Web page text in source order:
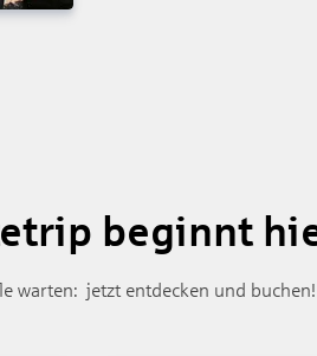
beginnt
warten: jetzt entdecken und buchen!